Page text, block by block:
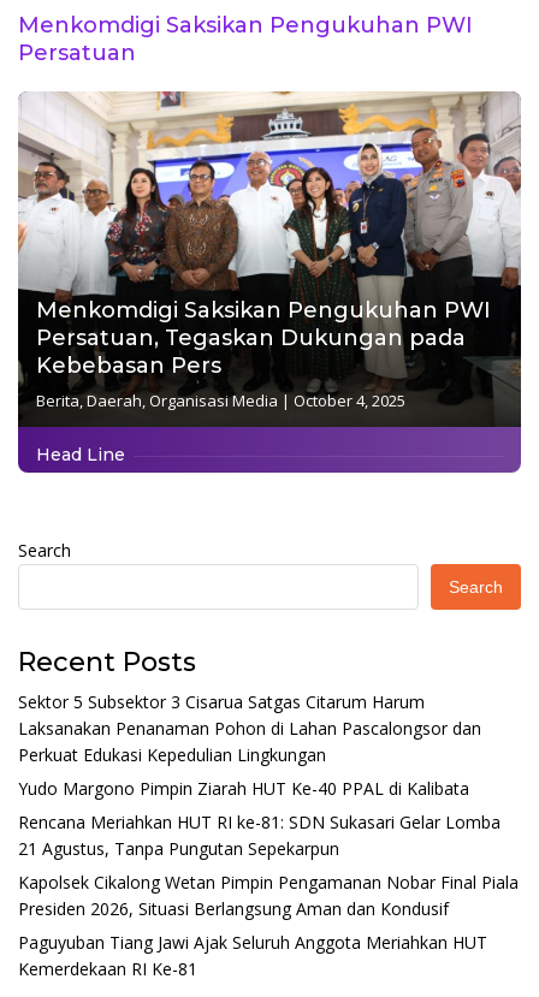
Kepedulian Lingkungan
Menkomdigi Saksikan Pengukuhan PWI
Persatuan
Menkomdigi Saksikan Pengukuhan PWI
Persatuan, Tegaskan Dukungan pada
Kebebasan Pers
Berita,Daerah,Organisasi Media | October 4, 2025
Head Line
Search
Search
Recent Posts
Sektor 5 Subsektor 3 Cisarua Satgas Citarum Harum
Laksanakan Penanaman Pohon di Lahan Pascalongsor dan
Perkuat Edukasi Kepedulian Lingkungan
Yudo Margono Pimpin Ziarah HUT Ke-40 PPAL di Kalibata
Rencana Meriahkan HUT RI ke-81: SDN Sukasari Gelar Lomba
21 Agustus, Tanpa Pungutan Sepekarpun
Kapolsek Cikalong Wetan Pimpin Pengamanan Nobar Final Piala
Presiden 2026, Situasi Berlangsung Aman dan Kondusif
Paguyuban Tiang Jawi Ajak Seluruh Anggota Meriahkan HUT
Kemerdekaan RI Ke-81